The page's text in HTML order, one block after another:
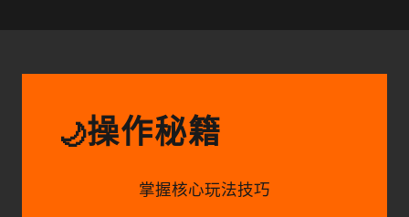
🌙操作秘籍
掌握核心玩法技巧